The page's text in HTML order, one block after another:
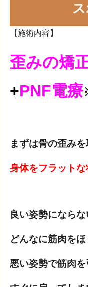
【施術内容】
歪みの矯
+PNF電療
まずは骨の歪みを
身体をフラットな
良い姿勢にならな
どんなに筋肉をほ
悪い姿勢で筋肉